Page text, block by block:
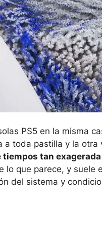
PS5 en la misma
a toda pastilla y la otra
tiempos tan
lo que parece, y suele
del sistema y